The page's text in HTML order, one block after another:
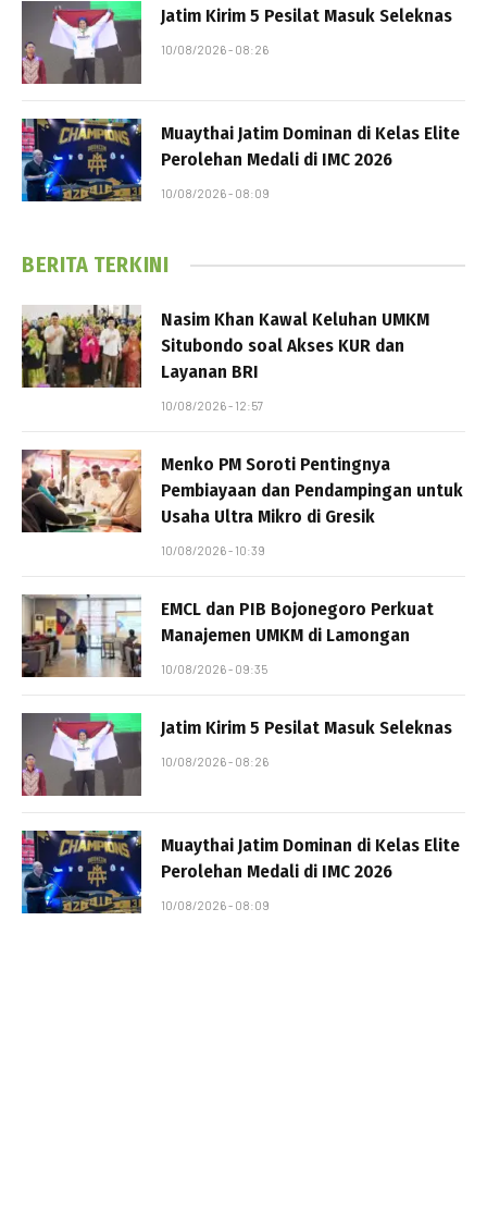
Jatim Kirim 5 Pesilat Masuk Seleknas
10/08/2026 - 08:26
Muaythai Jatim Dominan di Kelas Elite
Perolehan Medali di IMC 2026
10/08/2026 - 08:09
BERITA TERKINI
Nasim Khan Kawal Keluhan UMKM
Situbondo soal Akses KUR dan
Layanan BRI
10/08/2026 - 12:57
Menko PM Soroti Pentingnya
Pembiayaan dan Pendampingan untuk
Usaha Ultra Mikro di Gresik
10/08/2026 - 10:39
EMCL dan PIB Bojonegoro Perkuat
Manajemen UMKM di Lamongan
10/08/2026 - 09:35
Jatim Kirim 5 Pesilat Masuk Seleknas
10/08/2026 - 08:26
Muaythai Jatim Dominan di Kelas Elite
Perolehan Medali di IMC 2026
10/08/2026 - 08:09